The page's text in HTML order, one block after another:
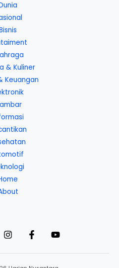
& Kuliner
Keuangan